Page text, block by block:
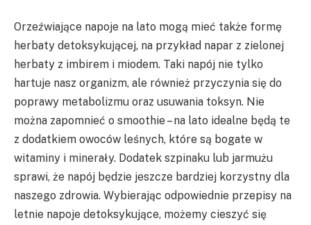
Orzeźwiające napoje na lato mogą mieć także formę
herbaty detoksykującej, na przykład napar z zielonej
herbaty z imbirem i miodem. Taki napój nie tylko
hartuje nasz organizm, ale również przyczynia się do
poprawy metabolizmu oraz usuwania toksyn. Nie
można zapomnieć o smoothie – na lato idealne będą te
z dodatkiem owoców leśnych, które są bogate w
witaminy i minerały. Dodatek szpinaku lub jarmużu
sprawi, że napój będzie jeszcze bardziej korzystny dla
naszego zdrowia. Wybierając odpowiednie przepisy na
letnie napoje detoksykujące, możemy cieszyć się